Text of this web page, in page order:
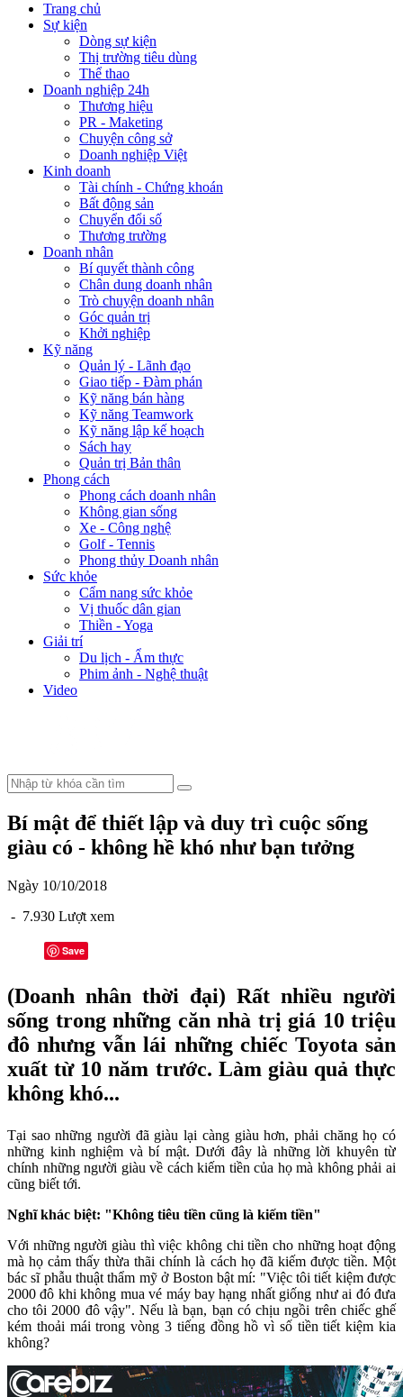
Trang chủ
Sự kiện
Dòng sự kiện
Thị trường tiêu dùng
Thể thao
Doanh nghiệp 24h
Thương hiệu
PR - Maketing
Chuyện công sở
Doanh nghiệp Việt
Kinh doanh
Tài chính - Chứng khoán
Bất động sản
Chuyển đổi số
Thương trường
Doanh nhân
Bí quyết thành công
Chân dung doanh nhân
Trò chuyện doanh nhân
Góc quản trị
Khởi nghiệp
Kỹ năng
Quản lý - Lãnh đạo
Giao tiếp - Đàm phán
Kỹ năng bán hàng
Kỹ năng Teamwork
Kỹ năng lập kế hoạch
Sách hay
Quản trị Bản thân
Phong cách
Phong cách doanh nhân
Không gian sống
Xe - Công nghệ
Golf - Tennis
Phong thủy Doanh nhân
Sức khỏe
Cẩm nang sức khỏe
Vị thuốc dân gian
Thiền - Yoga
Giải trí
Du lịch - Ẩm thực
Phim ảnh - Nghệ thuật
Video
Bí mật để thiết lập và duy trì cuộc sống
giàu có - không hề khó như bạn tưởng
Ngày 10/10/2018
- 7.930 Lượt xem
Save
(Doanh nhân thời đại) Rất nhiều người
sống trong những căn nhà trị giá 10 triệu
đô nhưng vẫn lái những chiếc Toyota sản
xuất từ 10 năm trước. Làm giàu quả thực
không khó...
Tại sao những người đã giàu lại càng giàu hơn, phải chăng họ có
những kinh nghiệm và bí mật. Dưới đây là những lời khuyên từ
chính những người giàu về cách kiếm tiền của họ mà không phải ai
cũng biết tới.
Nghĩ khác biệt: "Không tiêu tiền cũng là kiếm tiền"
Với những người giàu thì việc không chi tiền cho những hoạt động
mà họ cảm thấy thừa thãi chính là cách họ đã kiếm được tiền. Một
bác sĩ phẫu thuật thẩm mỹ ở Boston bật mí: "Việc tôi tiết kiệm được
2000 đô khi không mua vé máy bay hạng nhất giống như ai đó đưa
cho tôi 2000 đô vậy". Nếu là bạn, bạn có chịu ngồi trên chiếc ghế
kém thoải mái trong vòng 3 tiếng đồng hồ vì số tiền tiết kiệm kia
không?